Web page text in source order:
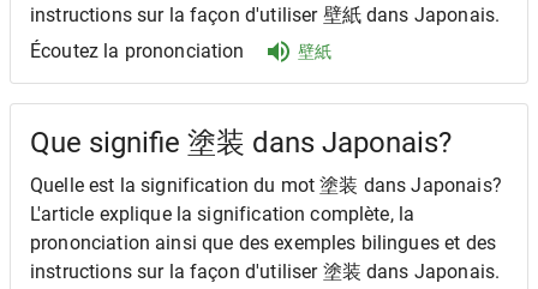
instructions sur la façon d'utiliser 壁紙 dans Japonais.
Écoutez la prononciation
壁紙
Que signifie 塗装 dans Japonais?
Quelle est la signification du mot 塗装 dans Japonais?
L'article explique la signification complète, la
prononciation ainsi que des exemples bilingues et des
instructions sur la façon d'utiliser 塗装 dans Japonais.